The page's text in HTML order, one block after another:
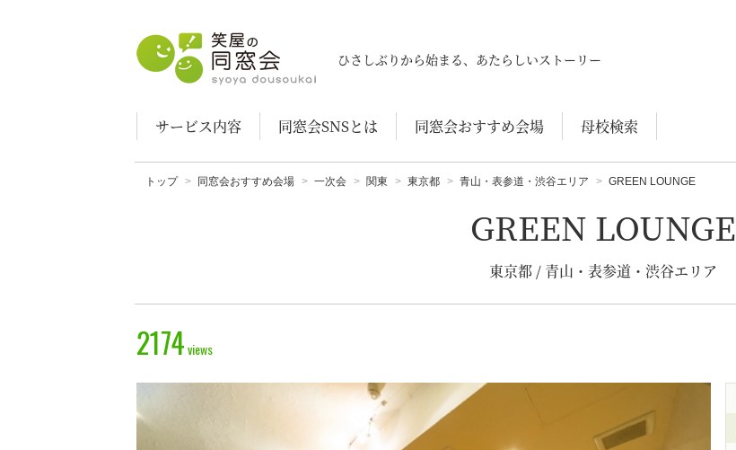
笑屋の同窓会
ひさしぶりから始まる、あたらしいストーリー
サービス内容 同窓会SNSとは 同窓会おすすめ会場 母校検索
トップ 同窓会おすすめ会場 一次会 関東 東京都 青山・表参道・渋谷エリア GREEN LOUNGE
GREEN LOUNGE
東京都 / 青山・表参道・渋谷エリア
2174views